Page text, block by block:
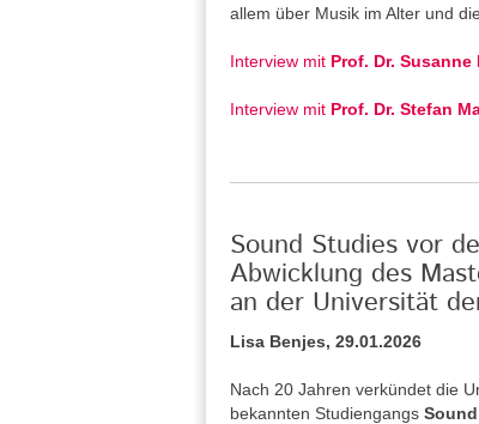
allem über Musik im Alter und
Interview mit Prof. Dr. Susanne
Interview mit Prof. Dr. Stefan
Sound Studies vor
Abwicklung des
an der Universität
Lisa Benjes, 29.01.2026
Nach 20 Jahren verkündet die
bekannten Studiengangs